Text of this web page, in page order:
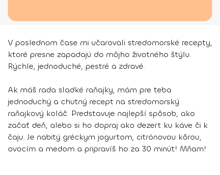
V poslednom čase mi učarovali stredomorské recepty,
ktoré presne zapadajú do môjho životného štýlu.
Rýchle, jednoduché, pestré a zdravé.
Ak máš rada sladké raňajky, mám pre teba
jednoduchý a chutný recept na stredomorský
raňajkový koláč. Predstavuje najlepší spôsob, ako
začať deň, alebo si ho dopraj ako dezert ku káve či k
čaju. Je nabitý gréckym jogurtom, citrónovou kôrou,
ovocím a medom a pripravíš ho za 30 minút! Mňam!